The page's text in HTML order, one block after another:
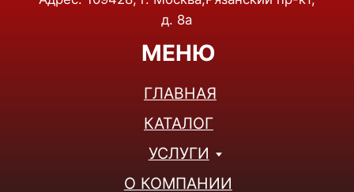
© 2025, ООО "РУСХЕЛТЕХ" Все права защищены.
СБ-ВС: ВЫХОДНОЙ
КОНТАКТЫ
+7(926)853-15-38
WhatsApp